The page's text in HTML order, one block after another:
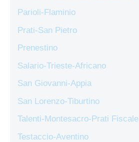
Parioli-Flaminio
Prati-San Pietro
Prenestino
Salario-Trieste-Africano
San Giovanni-Appia
San Lorenzo-Tiburtino
Talenti-Montesacro-Prati Fiscale
Testaccio-Aventino